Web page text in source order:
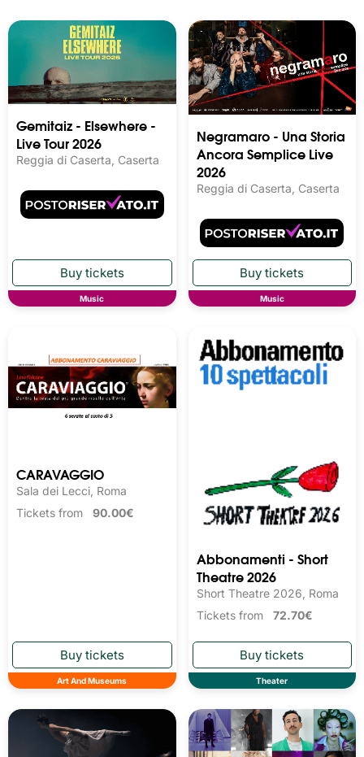
Gemitaiz - Elsewhere -
Live Tour 2026
Reggia di Caserta, Caserta
Music
Negramaro - Una Storia
Ancora Semplice Live
2026
Reggia di Caserta, Caserta
Music
CARAVAGGIO
Sala dei Lecci, Roma
Tickets from 90.00€
Art And Museums
Abbonamenti - Short
Theatre 2026
Short Theatre 2026, Roma
Tickets from 72.70€
Theater